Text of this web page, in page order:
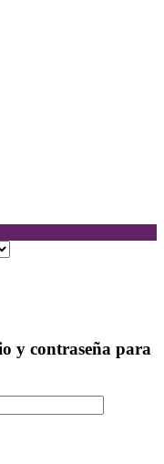
y contraseña para